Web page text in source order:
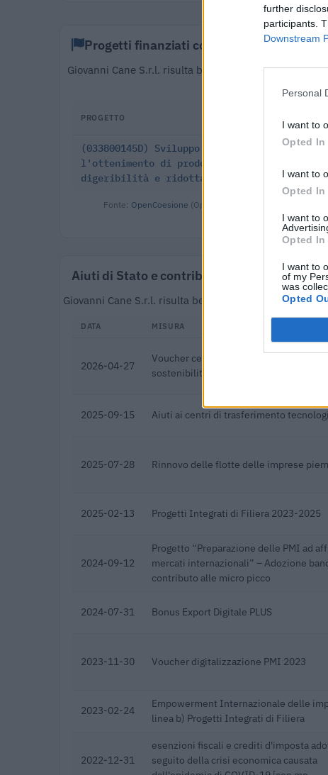
further
participants.
Downstream
Personal
I want to
Opted In
I want to
Opted In
I want to
Opted In
I want to
of my
was
Opted
Progetti finanziati con fondi europei
Giovanni Cane S.r.l. risulta beneficiaria di 1
PROGETTO
(033800145D) Sviluppo della filiera di
l'ottenimento di prodotti da forno ad alto
digeribilità e ridotta sens
Fonte: OpenCoesione (Open Data, licenza CC BY 4.0).
Aiuti di Stato e contributi pubblici
Giovanni Cane S.r.l. risulta beneficiaria di 20 aiuti o
DATA MISURA
2026-04-27
Voucher certificazioni PMI per
sostenibilità
2025-09-15 Aiuti ai centri di trasferimento
2025-07-28 Rinnovo delle flotte delle imprese
2025-02-13 Progetti Integrati di Filiera 2023-2025
2024-09-12
Progetto “Preparazione delle PMI ad
mercati internazionali” – Adozione
contributo alle micro picco
2024-07-31 Bonus Export Digitale PLUS
2023-11-30 Voucher digitalizzazione PMI 2023
2023-02-24
Empowerment Internazionale delle
linea b) Progetti Integrati di Filiera
2022-12-31
esenzioni fiscali e crediti d'imposta
seguito della crisi economica causata